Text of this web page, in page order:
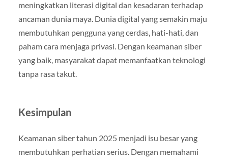
meningkatkan literasi digital dan kesadaran terhadap
ancaman dunia maya. Dunia digital yang semakin maju
membutuhkan pengguna yang cerdas, hati-hati, dan
paham cara menjaga privasi. Dengan keamanan siber
yang baik, masyarakat dapat memanfaatkan teknologi
tanpa rasa takut.
Kesimpulan
Keamanan siber tahun 2025 menjadi isu besar yang
membutuhkan perhatian serius. Dengan memahami